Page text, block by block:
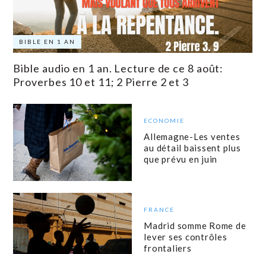
BIBLE EN 1 AN
Bible audio en 1 an. Lecture de ce 8 août:
Proverbes 10 et 11; 2 Pierre 2 et 3
ECONOMIE
Allemagne-Les ventes
au détail baissent plus
que prévu en juin
FRANCE
Madrid somme Rome de
lever ses contrôles
frontaliers